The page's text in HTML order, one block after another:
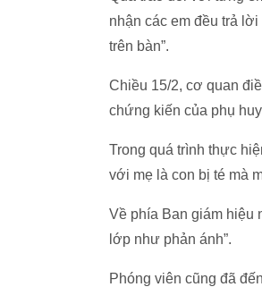
nhận các em đều trả
trên bàn”.
Chiều 15/2, cơ quan
chứng kiến của phụ
Trong quá trình thực
với mẹ là con bị té mà
Về phía Ban giám hiệu
lớp như phản ánh”.
Phóng viên cũng đã